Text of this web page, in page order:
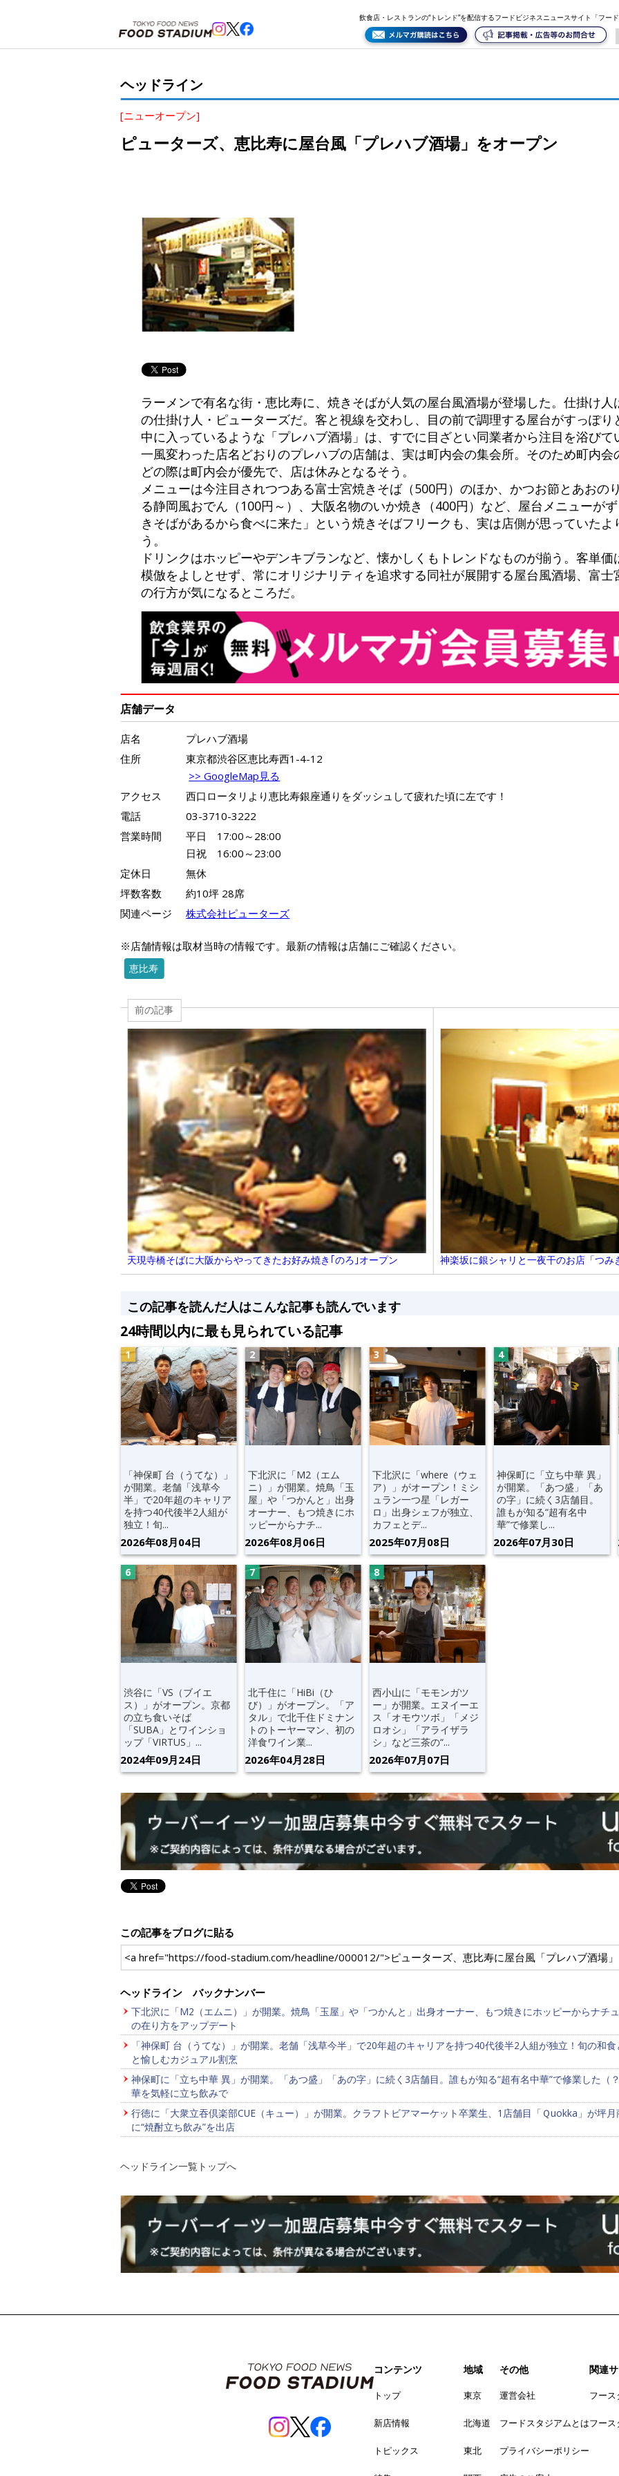
飲食店・レストランの“トレンド”を配信するフードビジネスニュースサイト「フー
ヘッドライン
[ニューオープン]
ピューターズ、恵比寿に屋台風「プレハブ酒場」をオープン
ラーメンで有名な街・恵比寿に、焼きそばが人気の屋台風酒場が登場した。仕掛け人
の仕掛け人・ピューターズだ。客と視線を交わし、目の前で調理する屋台がすっぽり
中に入っているような「プレハブ酒場」は、すでに目ざとい同業者から注目を浴びて
一風変わった店名どおりのプレハブの店舗は、実は町内会の集会所。そのため町内会
どの際は町内会が優先で、店は休みとなるそう。
メニューは今注目されつつある富士宮焼きそば（500円）のほか、かつお節とあおの
る静岡風おでん（100円～）、大阪名物のいか焼き（400円）など、屋台メニューが
きそばがあるから食べに来た」という焼きそばフリークも、実は店側が思っていたよ
う。
ドリンクはホッピーやデンキブランなど、懐かしくもトレンドなものが揃う。客単価
模倣をよしとせず、常にオリジナリティを追求する同社が展開する屋台風酒場、富士
の行方が気になるところだ。
店舗データ
店名
プレハブ酒場
住所
東京都渋谷区恵比寿西1-4-12
>> GoogleMap見る
アクセス
西口ロータリより恵比寿銀座通りをダッシュして疲れた頃に左です！
電話
03-3710-3222
営業時間
平日 17:00～28:00
日祝 16:00～23:00
定休日
無休
坪数客数
約10坪 28席
関連ページ
株式会社ピューターズ
※店舗情報は取材当時の情報です。最新の情報は店舗にご確認ください。
恵比寿
前の記事
天現寺橋そばに大阪からやってきたお好み焼き｢のろ｣オープン 神楽坂に銀シャリと一夜干のお店「つみ
この記事を読んだ人はこんな記事も読んでいます
24時間以内に最も見られている記事
「神保町 台（うてな）」
が開業。老舗「浅草今
半」で20年超のキャリア
を持つ40代後半2人組が
独立！旬...
2026年08月04日
下北沢に「M2（エム
ニ）」が開業。焼鳥「玉
屋」や「つかんと」出身
オーナー、もつ焼きにホ
ッピーからナチ...
2026年08月06日
下北沢に「where（ウェ
ア）」がオープン！ミシ
ュラン一つ星「レガー
ロ」出身シェフが独立、
カフェとデ...
2025年07月08日
神保町に「立ち中華 異」
が開業。「あつ盛」「あ
の字」に続く3店舗目。
誰もが知る“超有名中
華”で修業し...
2026年07月30日
渋谷に「VS（ブイエ
ス）」がオープン。京都
の立ち食いそば
「SUBA」とワインショ
ップ「VIRTUS」...
2024年09月24日
北千住に「HiBi（ひ
び）」がオープン。「ア
タル」で北千住ドミナン
トのトーヤーマン、初の
洋食ワイン業...
2026年04月28日
西小山に「モモンガツ
ー」が開業。エヌイーエ
ス「オモウツボ」「メジ
ロオシ」「アライザラ
シ」など三茶の“...
2026年07月07日
この記事をブログに貼る
<a href="https://food-stadium.com/headline/000012/">ピューターズ、恵比寿に屋台風「プレハブ酒場
ヘッドライン バックナンバー
下北沢に「M2（エムニ）」が開業。焼鳥「玉屋」や「つかんと」出身オーナー、もつ焼きにホッピーからナチ
の在り方をアップデート
「神保町 台（うてな）」が開業。老舗「浅草今半」で20年超のキャリアを持つ40代後半2人組が独立！旬の和
と愉しむカジュアル割烹
神保町に「立ち中華 異」が開業。「あつ盛」「あの字」に続く3店舗目。誰もが知る“超有名中華”で修業した（
華を気軽に立ち飲みで
行徳に「大衆立吞倶楽部CUE（キュー）」が開業。クラフトビアマーケット卒業生、1店舗目「Ｑuokka」が坪
に“焼酎立ち飲み”を出店
ヘッドライン一覧トップへ
コンテンツ
トップ
新店情報
トピックス
地域
東京
北海道
東北
その他
運営会社
フードスタジアムとは
プライバシーポリシー
関連
フース
フー